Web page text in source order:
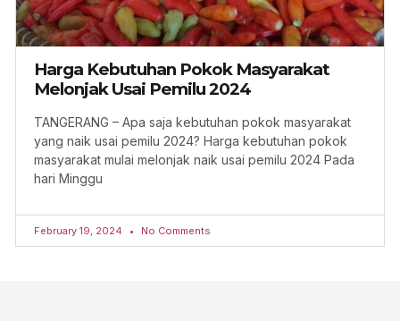
Harga Kebutuhan Pokok Masyarakat
Melonjak Usai Pemilu 2024
TANGERANG – Apa saja kebutuhan pokok masyarakat
yang naik usai pemilu 2024? Harga kebutuhan pokok
masyarakat mulai melonjak naik usai pemilu 2024 Pada
hari Minggu
February 19, 2024 No Comments